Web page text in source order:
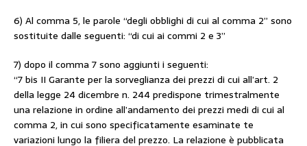
6) Al comma 5, le parole “degli obblighi di cui al comma 2” sono
sostituite dalle seguenti: “di cui ai commi 2 e 3”
7) dopo il comma 7 sono aggiunti i seguenti:
“7 bis II Garante per la sorveglianza dei prezzi di cui all’art. 2
della legge 24 dicembre n. 244 predispone trimestralmente
una relazione in ordine all’andamento dei prezzi medi di cui al
comma 2, in cui sono specificatamente esaminate te
variazioni lungo la filiera del prezzo. La relazione è pubblicata